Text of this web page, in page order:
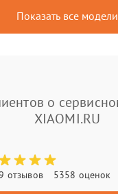
Показать все модели
о
XIAOMI.RU
отзывов 5358 оценок